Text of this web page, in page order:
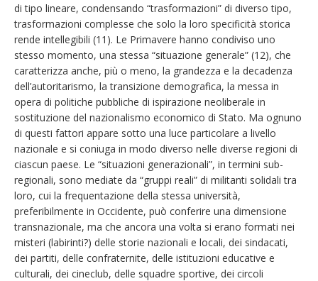
di tipo lineare, condensando “trasformazioni” di diverso tipo,
trasformazioni complesse che solo la loro specificità storica
rende intellegibili (11). Le Primavere hanno condiviso uno
stesso momento, una stessa “situazione generale” (12), che
caratterizza anche, più o meno, la grandezza e la decadenza
dell’autoritarismo, la transizione demografica, la messa in
opera di politiche pubbliche di ispirazione neoliberale in
sostituzione del nazionalismo economico di Stato. Ma ognuno
di questi fattori appare sotto una luce particolare a livello
nazionale e si coniuga in modo diverso nelle diverse regioni di
ciascun paese. Le “situazioni generazionali”, in termini sub-
regionali, sono mediate da “gruppi reali” di militanti solidali tra
loro, cui la frequentazione della stessa università,
preferibilmente in Occidente, può conferire una dimensione
transnazionale, ma che ancora una volta si erano formati nei
misteri (labirinti?) delle storie nazionali e locali, dei sindacati,
dei partiti, delle confraternite, delle istituzioni educative e
culturali, dei cineclub, delle squadre sportive, dei circoli